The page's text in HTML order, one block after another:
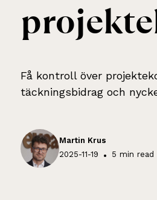
Få kontroll över
täckningsbidrag och
Martin Krus
2025-11-19
• 5 min read